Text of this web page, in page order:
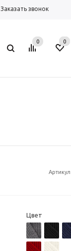
Заказать звонок
0 0
Артикул
Цвет